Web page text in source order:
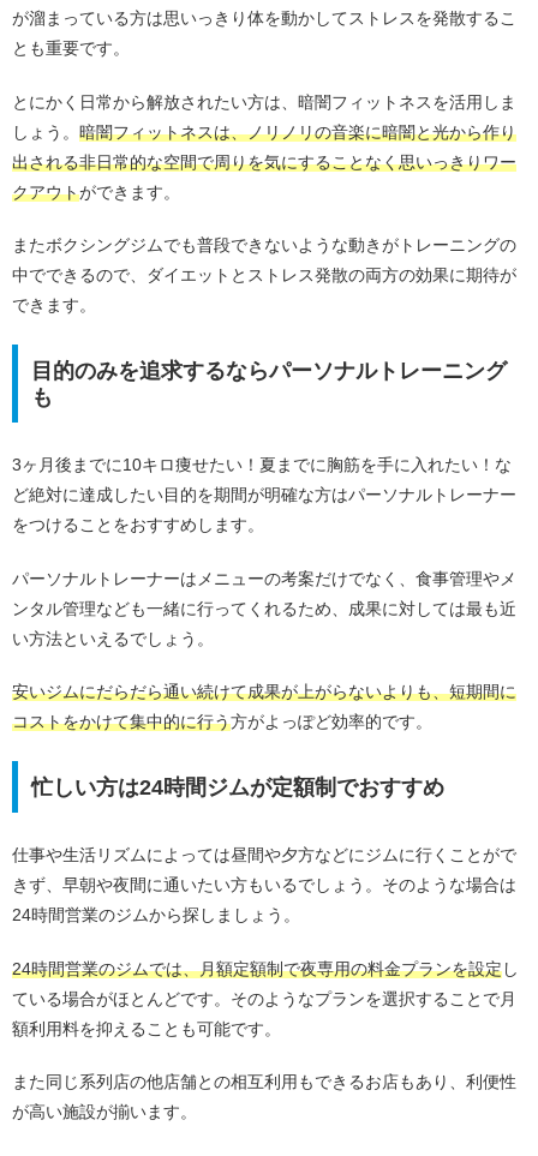
が溜まっている方は思いっきり体を動かしてストレスを発散するこ
とも重要です。
とにかく日常から解放されたい方は、暗闇フィットネスを活用しま
しょう。 暗闇フィットネスは、ノリノリの音楽に暗闇と光から作り
出される非日常的な空間で周りを気にすることなく思いっきりワー
クアウトができます。
またボクシングジムでも普段できないような動きがトレーニングの
中でできるので、ダイエットとストレス発散の両方の効果に期待が
できます。
目的のみを追求するならパーソナルトレーニング
も
3ヶ月後までに10キロ痩せたい！夏までに胸筋を手に入れたい！な
ど絶対に達成したい目的を期間が明確な方はパーソナルトレーナー
をつけることをおすすめします。
パーソナルトレーナーはメニューの考案だけでなく、食事管理やメ
ンタル管理なども一緒に行ってくれるため、成果に対しては最も近
い方法といえるでしょう。
安いジムにだらだら通い続けて成果が上がらないよりも、短期間に
コストをかけて集中的に行う方がよっぽど効率的です。
忙しい方は24時間ジムが定額制でおすすめ
仕事や生活リズムによっては昼間や夕方などにジムに行くことがで
きず、早朝や夜間に通いたい方もいるでしょう。そのような場合は
24時間営業のジムから探しましょう。
24時間営業のジムでは、月額定額制で夜専用の料金プランを設定し
ている場合がほとんどです。そのようなプランを選択することで月
額利用料を抑えることも可能です。
また同じ系列店の他店舗との相互利用もできるお店もあり、利便性
が高い施設が揃います。